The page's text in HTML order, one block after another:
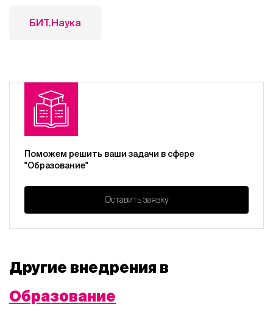
БИТ.Наука
Поможем решить ваши задачи в сфере
"Образование"
Оставить заявку
Другие внедрения в
Образование